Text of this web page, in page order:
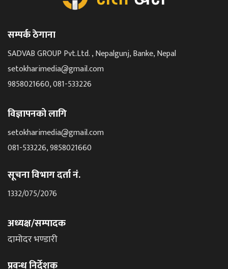
सम्पर्क ठेगाना
SADVAB GROUP Pvt.Ltd. , Nepalgunj, Banke, Nepal
setokharimedia@gmail.com
9858021660, 081-533226
विज्ञापनको लागि
setokharimedia@gmail.com
081-533226, 9858021660
सूचना विभाग दर्ता नं.
1332/075/2076
अध्यक्ष/सम्पादक
दामोदर भण्डारी
प्रवन्ध निर्देशक